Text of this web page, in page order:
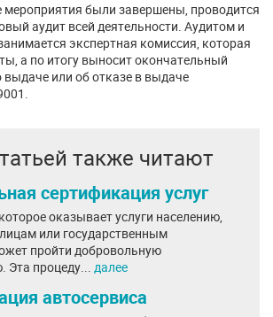
мероприятия были завершены, проводится
аудит всей деятельности. Аудитом и
экспертная комиссия, которая
а по итогу выносит окончательный
выдаче или об отказе в выдаче
также читают
сертификация услуг
оказывает услуги населению,
или государственным
пройти добровольную
Эта процеду... далее
автосервиса